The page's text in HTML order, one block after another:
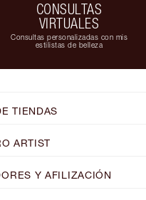
CONSULTAS
VIRTUALES
Consultas personalizadas con mis
estilistas de belleza
TIENDAS
ARTIST
Y AFILIZACIÓN